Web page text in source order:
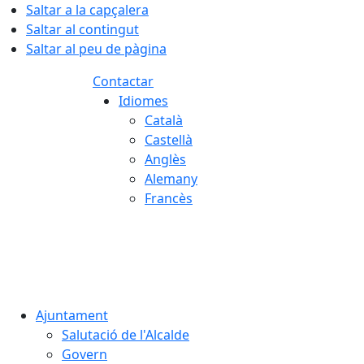
Saltar a la capçalera
Saltar al contingut
Saltar al peu de pàgina
Contactar
Idiomes
Català
Castellà
Anglès
Alemany
Francès
Ajuntament
Salutació de l'Alcalde
Govern